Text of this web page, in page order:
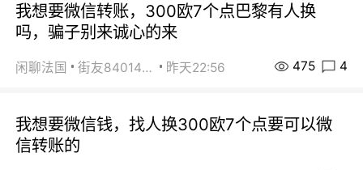
我想要微信转账，300欧7个点巴黎有人换
吗，骗子别来诚心的来
闲聊法国 街友84014588 昨天22:56 475 4
我想要微信钱，找人换300欧7个点要可以微
信转账的